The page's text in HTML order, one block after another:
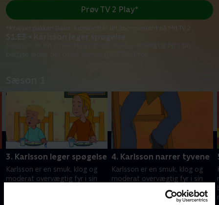
Prøv TV 2 Play*
*Kræver pakken Basis. Administrer dit abonnement på Mit TV 2.
3. Karlsson leger spøgelse
Karlsson er en smuk, klog og
moderat overvægtig fyr i sin
4. Karlsson narrer tyvene
Karlsson er en smuk, klog og
moderat overvægtig fyr i sin